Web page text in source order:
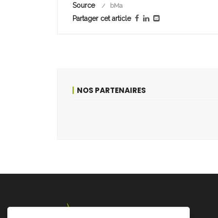
Source bMa
Partager cet article
NOS PARTENAIRES